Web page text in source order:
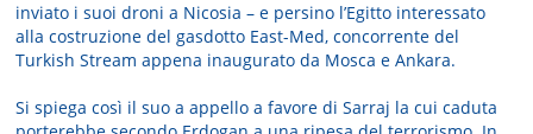
inviato i suoi droni a Nicosia – e persino l’Egitto interessato
alla costruzione del gasdotto East-Med, concorrente del
Turkish Stream appena inaugurato da Mosca e Ankara.
Si spiega così il suo a appello a favore di Sarraj la cui caduta